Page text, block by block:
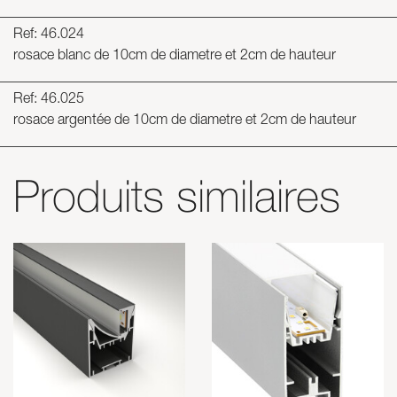
Ref: 46.024
rosace blanc de 10cm de diametre et 2cm de hauteur
Ref: 46.025
rosace argentée de 10cm de diametre et 2cm de hauteur
Produits similaires